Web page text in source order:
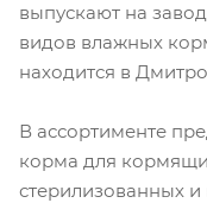
выпускают на
видов влажных
находится в
В ассортименте
корма для
стерилизованных